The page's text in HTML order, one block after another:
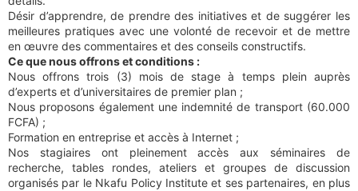
Désir d’apprendre, de prendre des initiatives et de suggérer les
meilleures pratiques avec une volonté de recevoir et de mettre
en œuvre des commentaires et des conseils constructifs.
Ce que nous offrons et conditions :
Nous offrons trois (3) mois de stage à temps plein auprès
d’experts et d’universitaires de premier plan ;
Nous proposons également une indemnité de transport (60.000
FCFA) ;
Formation en entreprise et accès à Internet ;
Nos stagiaires ont pleinement accès aux séminaires de
recherche, tables rondes, ateliers et groupes de discussion
organisés par le Nkafu Policy Institute et ses partenaires, en plus